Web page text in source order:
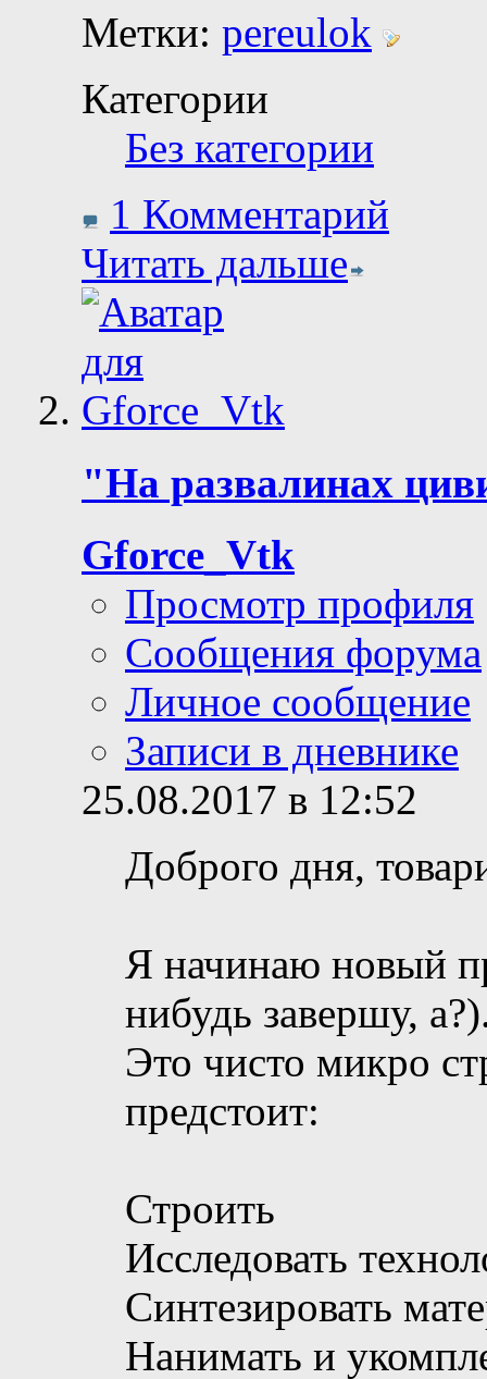
Метки: pereulok
Категории
Без категории
1 Комментарий
Читать дальше
"На развалинах
Gforce_Vtk
Просмотр профиля
Сообщения форума
Личное сообщение
Записи в дневнике
25.08.2017 в 12:52
Доброго дня,
Я начинаю новый
нибудь завершу,
Это чисто микро
предстоит:
Строить
Исследовать
Синтезировать
Нанимать и